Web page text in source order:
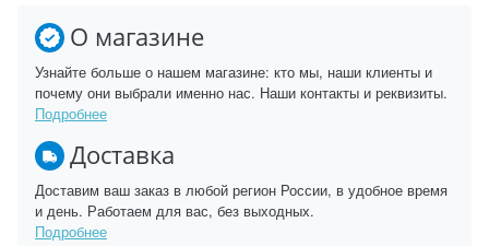
О магазине
Узнайте больше о нашем магазине: кто мы, наши клиенты и
почему они выбрали именно нас. Наши контакты и реквизиты.
Подробнее
Доставка
Доставим ваш заказ в любой регион России, в удобное время
и день. Работаем для вас, без выходных.
Подробнее